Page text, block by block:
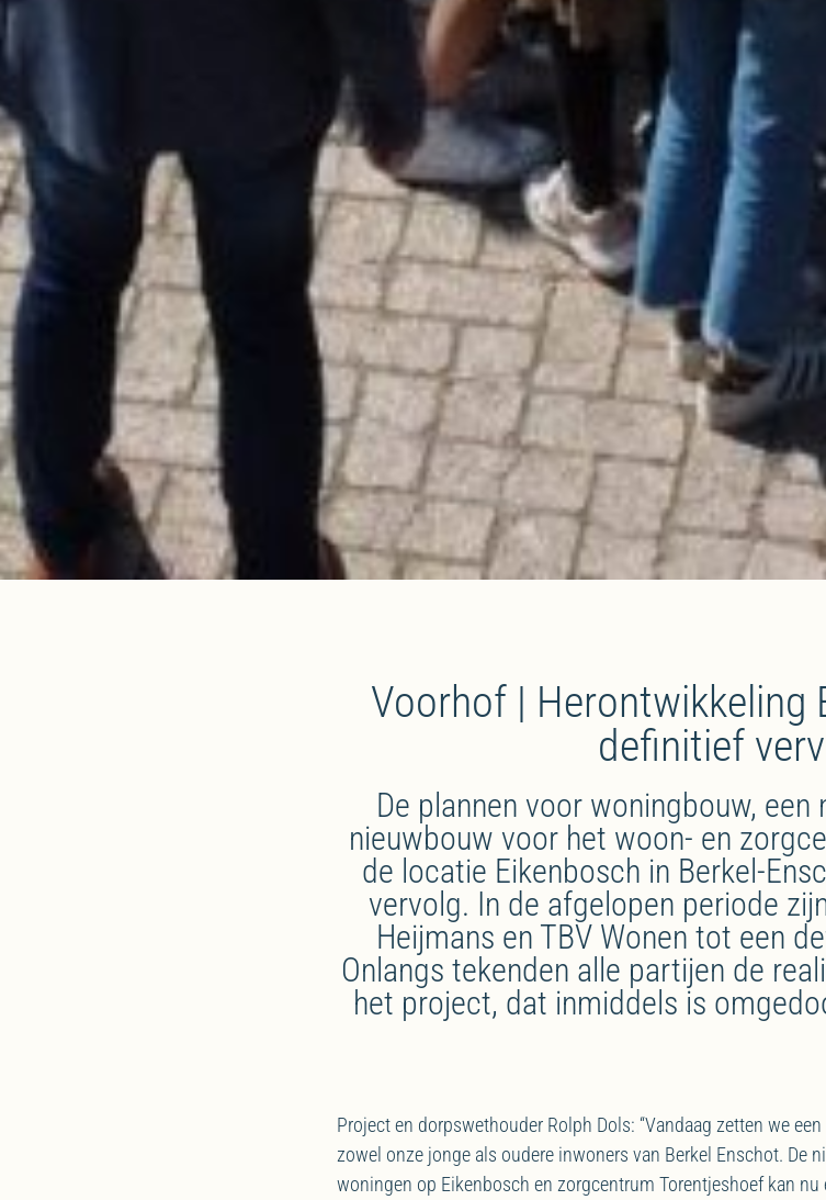
Voorhof | Herontwikkeling
definitief
De plannen voor woningbouw,
nieuwbouw voor het woon- en
de locatie Eikenbosch in Berkel-
vervolg. In de afgelopen periode
Heijmans en TBV Wonen tot een
Onlangs tekenden alle partijen de
het project, dat inmiddels is
Project en dorpswethouder Rolph Dols: “Vandaag zetten we
zowel onze jonge als oudere inwoners van Berkel Enschot. De
woningen op Eikenbosch en zorgcentrum Torentjeshoef kan nu